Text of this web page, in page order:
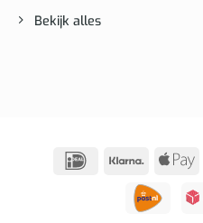
Bekijk alles
IDeal Klarna